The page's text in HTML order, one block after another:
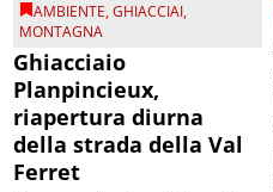
AMBIENTE,GHIACCIAI,
MONTAGNA
Ghiacciaio
Planpincieux,
riapertura diurna
della strada della Val
Ferret